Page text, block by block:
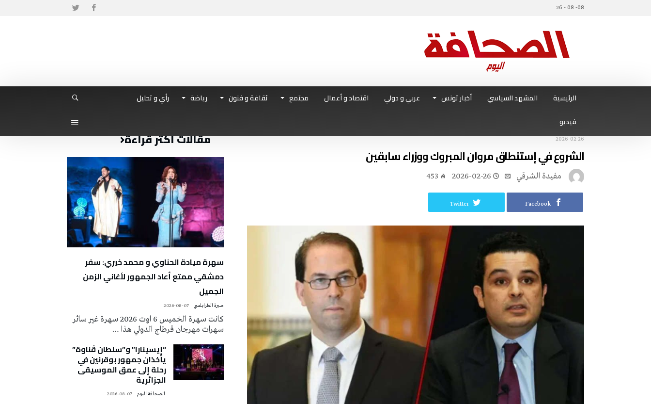
08- 08 - 26
الرئيسية المشهد السياسي أخبار تونس عربي و دولي اقتصاد و أعمال مجتمع ثقافة و فنون رياضة
رأي و تحليل
فيديو
2026-02-26
الشروع في إستنطاق مروان المبروك ووزراء سابقين
مفيدة الشرقي 2026-02-26
453
Facebook
Twitter
مقالات أكثر قراءة
سهرة ميادة الحناوي و محمد خيري: سفر
دمشقي ممتع أعاد الجمهور لأغاني الزمن
الجميل
صبرة الطرابلسي 2026-08-07
كانت سهرة الخميس 6 اوت 2026 سهرة غير سائر
سهرات مهرجان قرطاج الدولي هذا …
“إيسينارا” و”سلطان ڤناوة”
يأخذان جمهور بوقرنين في
رحلة إلى عمق الموسيقى
الجزائرية
2026-08-07